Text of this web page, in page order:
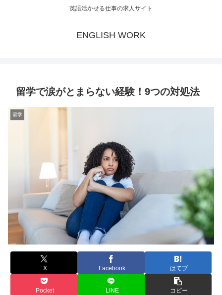
英語活かせる仕事の求人サイト
ENGLISH WORK
留学で涙がとまらない経験！9つの対処法
留学
X Facebook はてブ
Pocket LINE コピー